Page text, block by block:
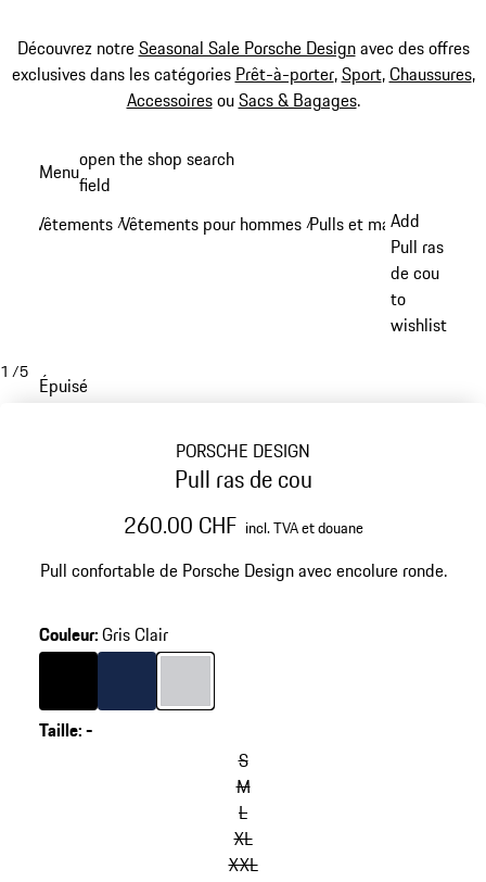
Découvrez notreSeasonal Sale Porsche Designavec des offres
exclusives dans les catégories Prêt-à-porter,Sport,Chaussures,
AccessoiresouSacs & Bagages.
principal
Menuopen the shop search
field
Vêtements /Vêtements pour hommes /Pulls et manches
Add
Pull ras
de cou
to
wishlist
1 /5
Épuisé
PORSCHE DESIGN
Pull ras de cou
260.00 CHF incl. TVA et douane
Pull confortable de Porsche Design avec encolure ronde.
Couleur:Gris Clair
Couleur
Noir Jeet
Couleur Bleu Foncé
CouleurGris Clair
Taille:-
S
M
L
XL
XXL